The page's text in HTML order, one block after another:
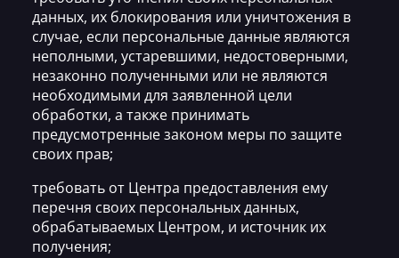
данных, их блокирования или уничтожения в
случае, если персональные данные являются
неполными, устаревшими, недостоверными,
незаконно полученными или не являются
необходимыми для заявленной цели
обработки, а также принимать
предусмотренные законом меры по защите
своих прав;
требовать от Центра предоставления ему
перечня своих персональных данных,
обрабатываемых Центром, и источник их
получения;